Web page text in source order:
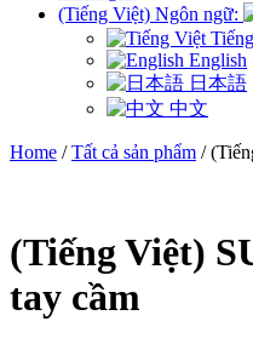
(Tiếng Việt) Ngôn ngữ:
English
日本語
中文
Home /Tất cả sản phẩm /
(Tiếng Việt)
tay cầm